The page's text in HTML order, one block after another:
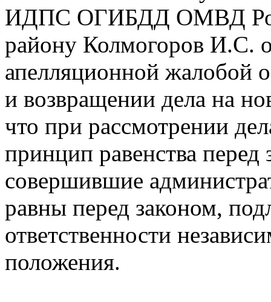
ИДПС ОГИБДД ОМВД
району Колмогоров И.С.
апелляционной жалобой
и возвращении дела на
что при рассмотрении
принцип равенства перед
совершившие
равны перед законом,
ответственности
положения.